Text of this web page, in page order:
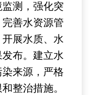
测，强化突
善水资源管
开展水质、水
布。建立水
来源，严格
整治措施。